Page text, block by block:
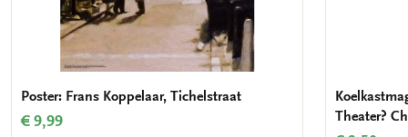
Poster: Frans Koppelaar, Tichelstraat
€ 9,99
Theater?